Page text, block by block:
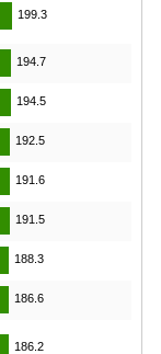
199.3
194.7
194.5
192.5
191.6
191.5
188.3
186.6
186.2